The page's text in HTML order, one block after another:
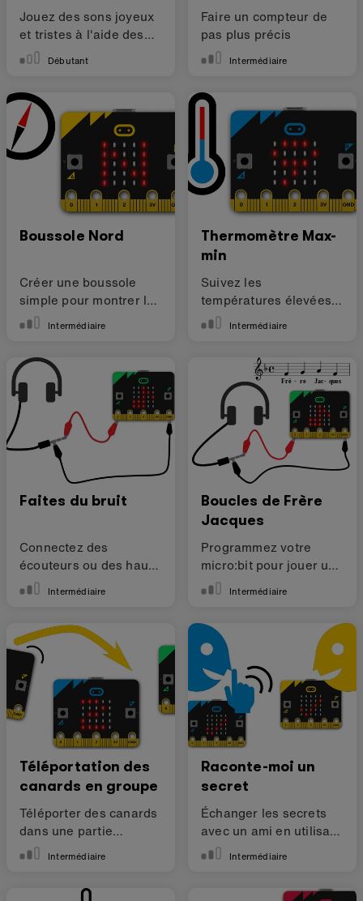
Jouez des sons joyeux
et tristes à l'aide des
boutons.Débutant
Faire un compteur de
pas plus précis
Intermédiaire
Boussole Nord
Créer une boussole
simple pour montrer la
direction vers le Nord
Intermédiaire
Thermomètre Max-
min
Suivez les
températures élevées
et basses avec votre
micro:bit
Intermédiaire
Faites du bruit
Connectez des
écouteurs ou des haut-
parleurs pour faire du
bruit
Intermédiaire
Boucles de Frère
Jacques
Programmez votre
micro:bit pour jouer une
musiqueIntermédiaire
Téléportation des
canards en groupe
Téléporter des canards
dans une partie
multijoueur
Intermédiaire
Raconte-moi un
secret
Échanger les secrets
avec un ami en utilisant
la radioIntermédiaire